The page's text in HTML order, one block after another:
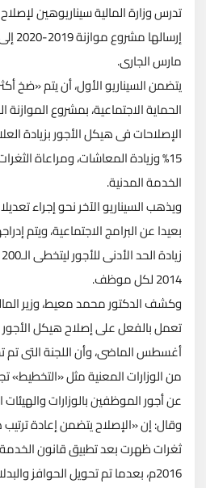
تدرس وزارة المالية سيناريوهين
مارس الجارى.
الحماية الاجتماعية، بمشروع
15% وزيادة المعاشات، ومراعاة
الخدمة المدنية.
ويذهب السيناريو الآخر نحو إجراء
بعيدا عن البرامج الاجتماعية، ويتم
2014 لكل موظف.
وكشف الدكتور محمد معيط، وزير
أغسطس الماضى، وأن اللجنة التى تم
من الوزارات المعنية مثل «التخطيط»
عن أجور الموظفين بالوزارات
وقال: إن «الإصلاح يتضمن إعادة
2016م، بعدما تم تحويل الحوافز